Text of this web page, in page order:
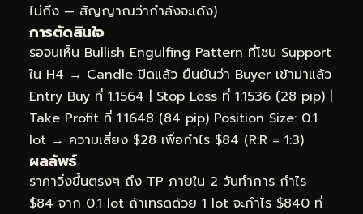
ไม่ถึง — สัญญาณว่ากำลังจะเด้ง)
การตัดสินใจ
รอจนเห็น Bullish Engulfing Pattern ที่โซน Support
ใน H4 → Candle ปิดแล้ว ยืนยันว่า Buyer เข้ามาแล้ว
Entry Buy ที่ 1.1564 | Stop Loss ที่ 1.1536 (28 pip) |
Take Profit ที่ 1.1648 (84 pip) Position Size: 0.1
lot → ความเสี่ยง $28 เพื่อกำไร $84 (R:R = 1:3)
ผลลัพธ์
ราคาวิ่งขึ้นตรงๆ ถึง TP ภายใน 2 วันทำการ กำไร
$84 จาก 0.1 lot ถ้าเทรดด้วย 1 lot จะกำไร $840 ที่